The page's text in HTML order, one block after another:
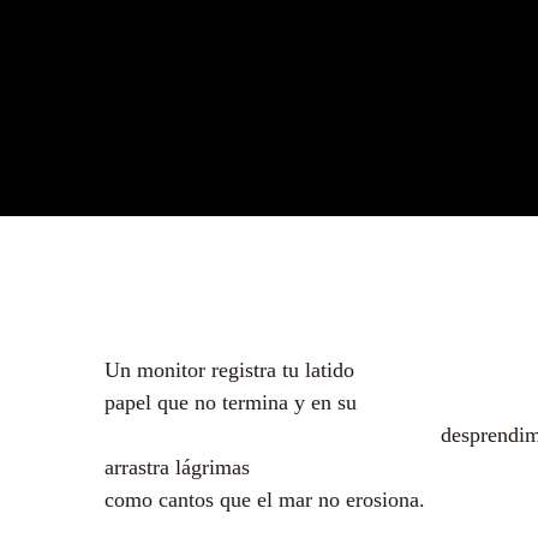
Un monitor registra tu latido
papel que no termina y en su
arrastra lágrimas
como cantos que el mar no erosiona.